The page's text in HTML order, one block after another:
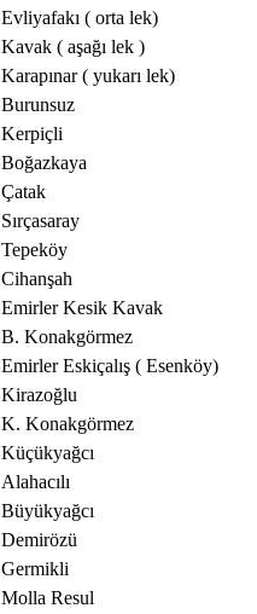
Evliyafakı ( orta lek)
Kavak ( aşağı lek )
Karapınar ( yukarı lek)
Burunsuz
Kerpiçli
Boğazkaya
Çatak
Sırçasaray
Tepeköy
Cihanşah
Emirler Kesik Kavak
B. Konakgörmez
Emirler Eskiçalış ( Esenköy)
Kirazoğlu
K. Konakgörmez
Küçükyağcı
Alahacılı
Büyükyağcı
Demirözü
Germikli
Molla Resul